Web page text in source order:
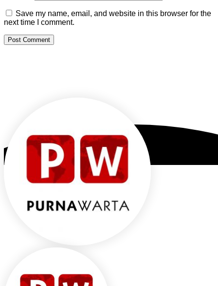
Save my name, email, and website in this browser for the
next time I comment.